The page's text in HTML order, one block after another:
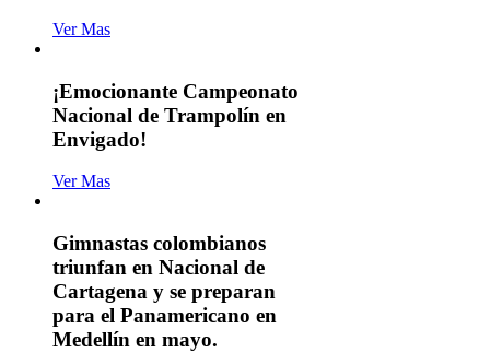
Ver Mas
¡Emocionante Campeonato
Nacional de Trampolín en
Envigado!
Ver Mas
Gimnastas colombianos
triunfan en Nacional de
Cartagena y se preparan
para el Panamericano en
Medellín en mayo.